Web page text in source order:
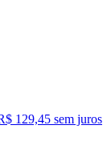
129,45 sem juros